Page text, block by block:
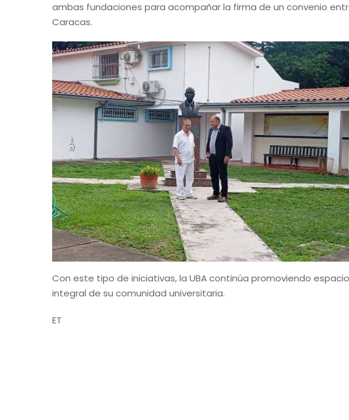
ambas fundaciones para acompañar la firma de un convenio
Caracas.
Con este tipo de iniciativas, la UBA continúa promoviendo
integral de su comunidad universitaria.
ET